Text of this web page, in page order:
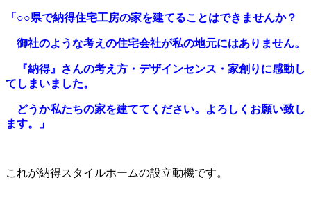
「○○県で納得住宅工房の家を建てることはできませんか？
御社のような考えの住宅会社が私の地元にはありません。
『納得』さんの考え方・デザインセンス・家創りに感動し
てしまいました。
どうか私たちの家を建ててください。よろしくお願い致し
ます。」
これが納得スタイルホームの設立動機です。